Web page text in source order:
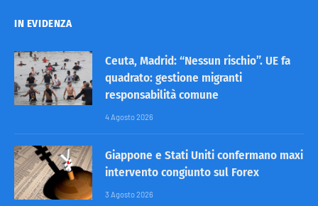
IN EVIDENZA
Ceuta, Madrid: “Nessun rischio”. UE fa
quadrato: gestione migranti
responsabilità comune
4 Agosto 2026
Giappone e Stati Uniti confermano maxi
intervento congiunto sul Forex
3 Agosto 2026